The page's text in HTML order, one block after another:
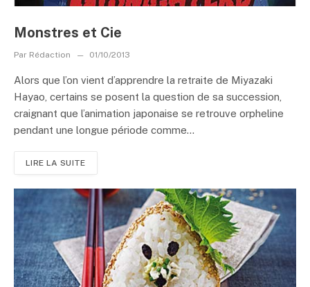
Monstres et Cie
Par Rédaction 01/10/2013
Alors que l’on vient d’apprendre la retraite de Miyazaki
Hayao, certains se posent la question de sa succession,
craignant que l’animation japonaise se retrouve orpheline
pendant une longue période comme...
LIRE LA SUITE